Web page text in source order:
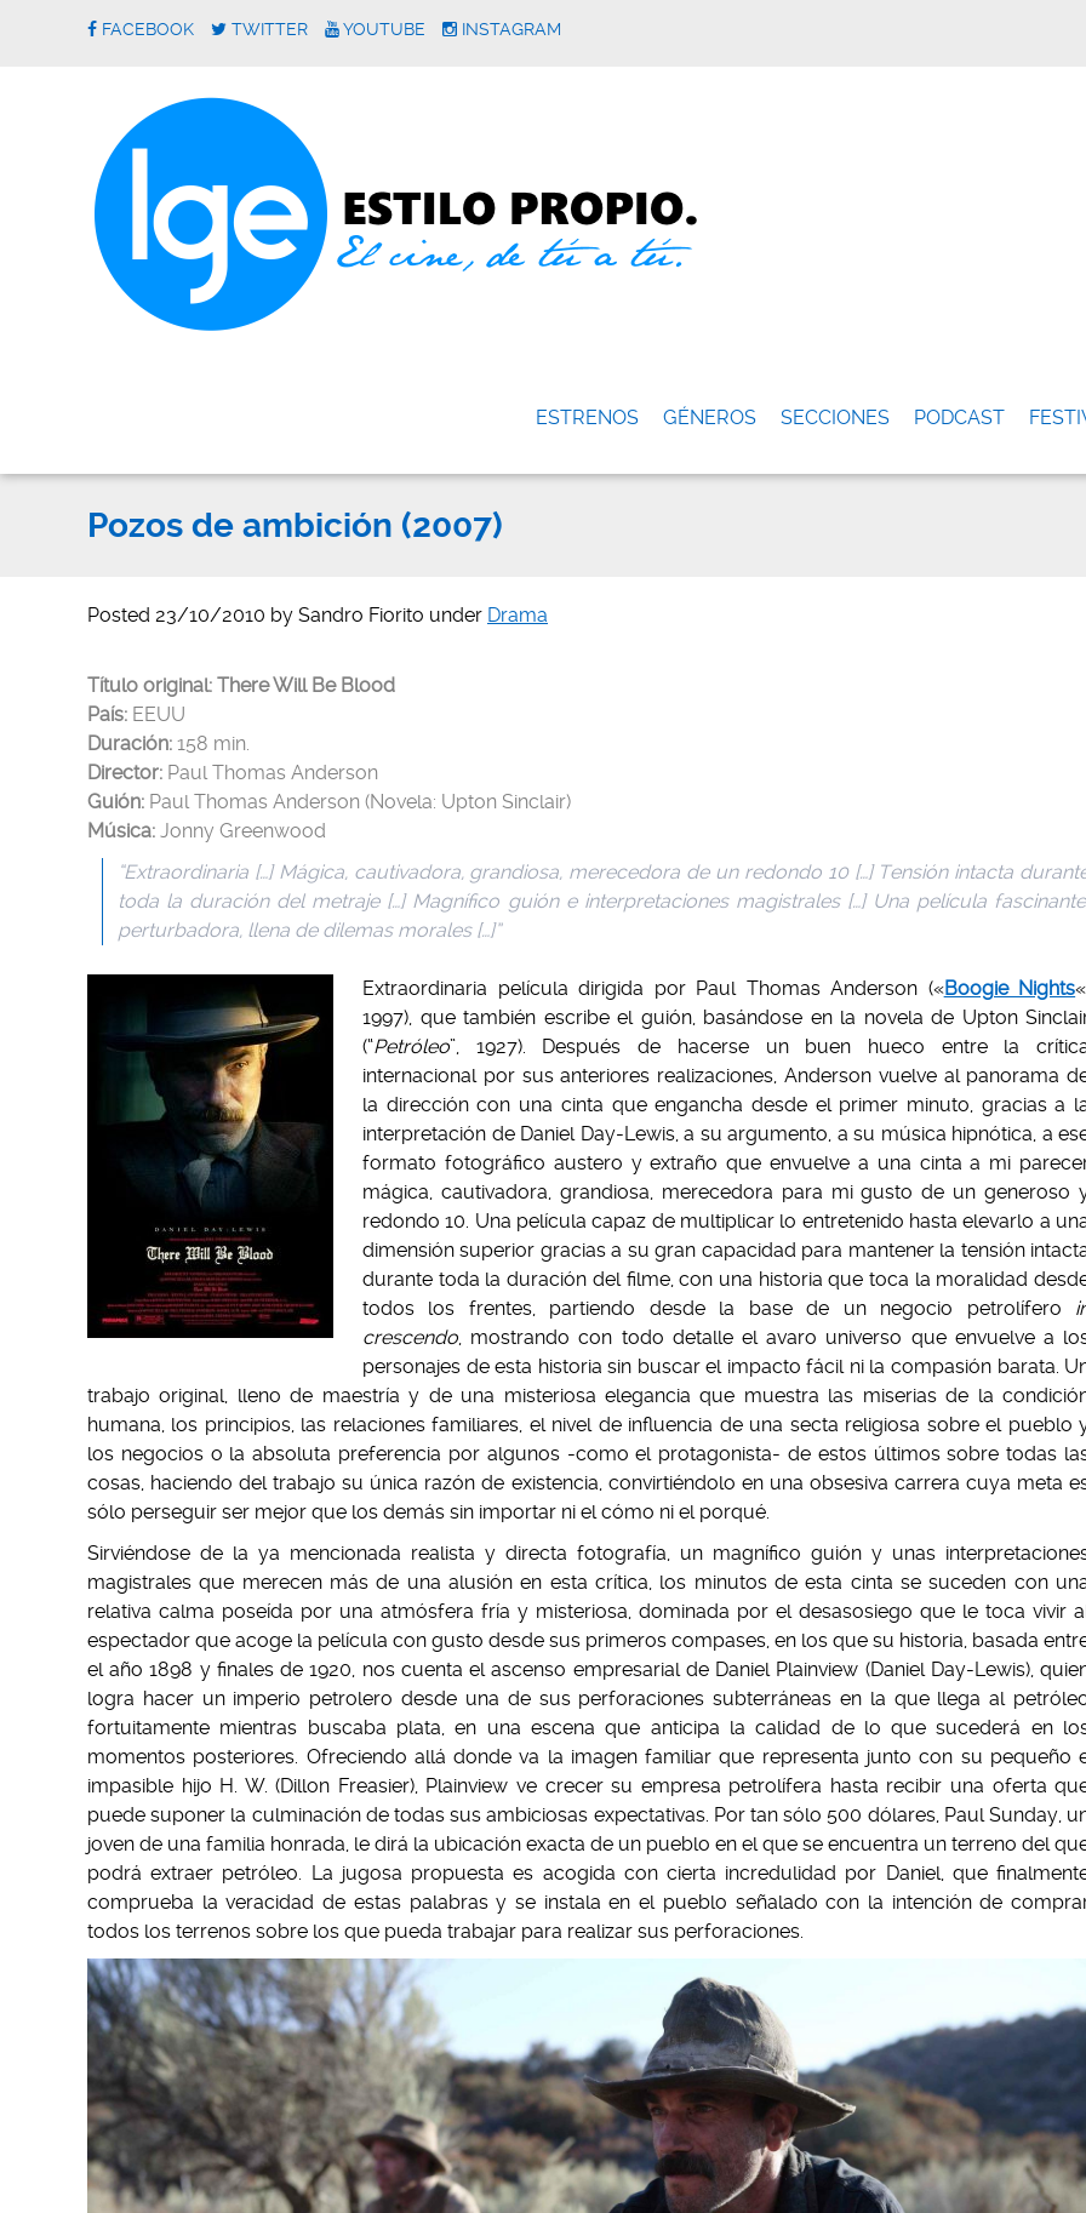
FACEBOOK TWITTER YOUTUBE INSTAGRAM
ESTRENOS GÉNEROS SECCIONES PODCAST
Pozos de ambición (2007)
Posted 23/10/2010 by Sandro Fiorito under Drama
Título original: There Will Be Blood
País: EEUU
Duración: 158 min.
Director: Paul Thomas Anderson
Guión: Paul Thomas Anderson (Novela: Upton Sinclair)
Música: Jonny Greenwood
“Extraordinaria […] Mágica, cautivadora, grandiosa, merecedora de un redondo 10 […] Tensión intacta
toda la duración del metraje […] Magnífico guión e interpretaciones magistrales […] Una película
perturbadora, llena de dilemas morales […]”
Extraordinaria película dirigida por Paul Thomas Anderson («Boogie Nights
1997), que también escribe el guión, basándose en la novela de Upton
(“Petróleo”, 1927). Después de hacerse un buen hueco entre la
internacional por sus anteriores realizaciones, Anderson vuelve al panorama
la dirección con una cinta que engancha desde el primer minuto, gracias a
interpretación de Daniel Day-Lewis, a su argumento, a su música hipnótica, a
formato fotográfico austero y extraño que envuelve a una cinta a mi
mágica, cautivadora, grandiosa, merecedora para mi gusto de un generoso
redondo 10. Una película capaz de multiplicar lo entretenido hasta elevarlo a
dimensión superior gracias a su gran capacidad para mantener la tensión
durante toda la duración del filme, con una historia que toca la moralidad
todos los frentes, partiendo desde la base de un negocio petrolífero
crescendo, mostrando con todo detalle el avaro universo que envuelve a
personajes de esta historia sin buscar el impacto fácil ni la compasión barata.
trabajo original, lleno de maestría y de una misteriosa elegancia que muestra las miserias de la
humana, los principios, las relaciones familiares, el nivel de influencia de una secta religiosa sobre el pueblo
los negocios o la absoluta preferencia por algunos -como el protagonista- de estos últimos sobre todas
cosas, haciendo del trabajo su única razón de existencia, convirtiéndolo en una obsesiva carrera cuya meta
sólo perseguir ser mejor que los demás sin importar ni el cómo ni el porqué.
Sirviéndose de la ya mencionada realista y directa fotografía, un magnífico guión y unas
magistrales que merecen más de una alusión en esta crítica, los minutos de esta cinta se suceden con
relativa calma poseída por una atmósfera fría y misteriosa, dominada por el desasosiego que le toca vivir
espectador que acoge la película con gusto desde sus primeros compases, en los que su historia, basada
el año 1898 y finales de 1920, nos cuenta el ascenso empresarial de Daniel Plainview (Daniel Day-Lewis),
logra hacer un imperio petrolero desde una de sus perforaciones subterráneas en la que llega al
fortuitamente mientras buscaba plata, en una escena que anticipa la calidad de lo que sucederá en
momentos posteriores. Ofreciendo allá donde va la imagen familiar que representa junto con su pequeño
impasible hijo H. W. (Dillon Freasier), Plainview ve crecer su empresa petrolífera hasta recibir una oferta
puede suponer la culminación de todas sus ambiciosas expectativas. Por tan sólo 500 dólares, Paul Sunday,
joven de una familia honrada, le dirá la ubicación exacta de un pueblo en el que se encuentra un terreno del
podrá extraer petróleo. La jugosa propuesta es acogida con cierta incredulidad por Daniel, que
comprueba la veracidad de estas palabras y se instala en el pueblo señalado con la intención de
todos los terrenos sobre los que pueda trabajar para realizar sus perforaciones.